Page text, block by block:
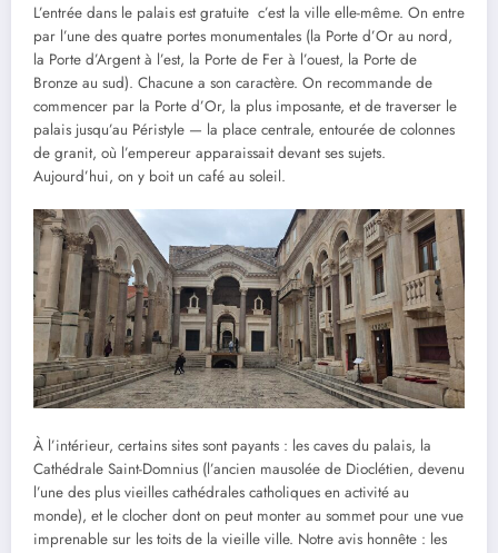
L’entrée dans le palais est gratuite c’est la ville elle-même. On entre
par l’une des quatre portes monumentales (la Porte d’Or au nord,
la Porte d’Argent à l’est, la Porte de Fer à l’ouest, la Porte de
Bronze au sud). Chacune a son caractère. On recommande de
commencer par la Porte d’Or, la plus imposante, et de traverser le
palais jusqu’au Péristyle — la place centrale, entourée de colonnes
de granit, où l’empereur apparaissait devant ses sujets.
Aujourd’hui, on y boit un café au soleil.
À l’intérieur, certains sites sont payants : les caves du palais, la
Cathédrale Saint-Domnius (l’ancien mausolée de Dioclétien, devenu
l’une des plus vieilles cathédrales catholiques en activité au
monde), et le clocher dont on peut monter au sommet pour une vue
imprenable sur les toits de la vieille ville. Notre avis honnête : les